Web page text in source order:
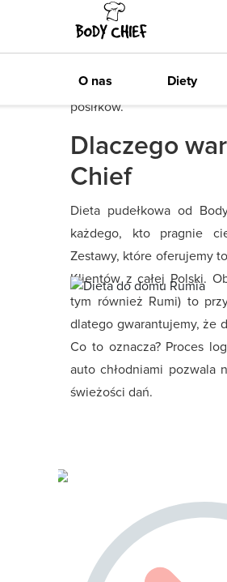
O nas Diety
Wystarczy, że wybierzesz
określisz interesującą
wskazane miejsce w
posiłków.
Dlaczego
Chief
Dieta pudełkowa od
każdego, kto pragnie
Zestawy, które oferujemy
Klientów z całej Polski.
tym również Rumi) to
dlatego gwarantujemy, że
Co to oznacza? Proces
auto chłodniami pozwala
świeżości dań.